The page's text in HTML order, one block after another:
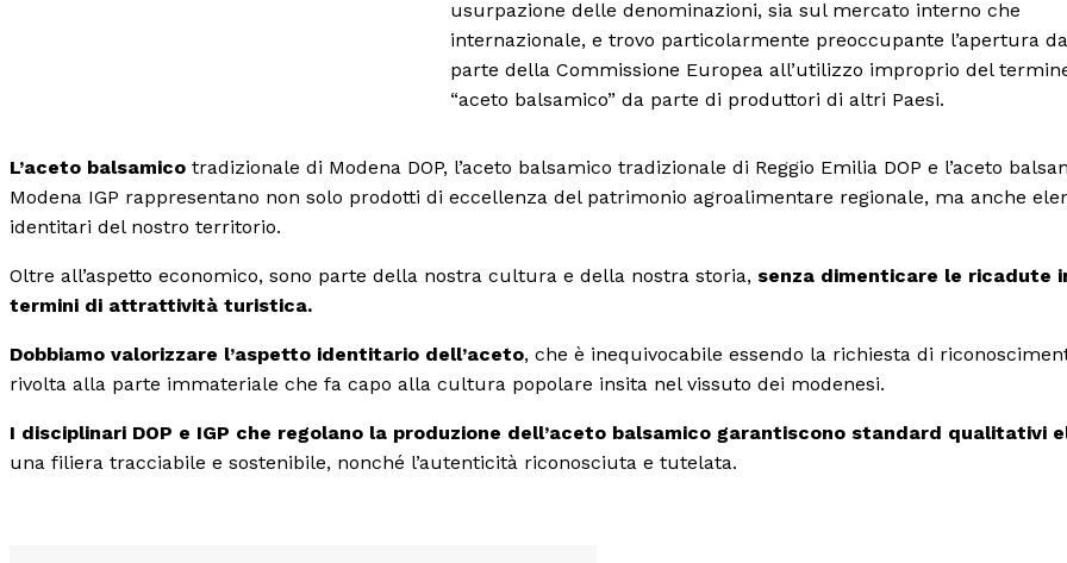
usurpazione delle denominazioni, sia sul mercato interno che
internazionale, e trovo particolarmente preoccupante l’apertura
parte della Commissione Europea all’utilizzo improprio del
“aceto balsamico” da parte di produttori di altri Paesi.
L’aceto balsamico tradizionale di Modena DOP, l’aceto balsamico tradizionale di Reggio Emilia DOP e l’aceto
Modena IGP rappresentano non solo prodotti di eccellenza del patrimonio agroalimentare regionale, ma anche
identitari del nostro territorio.
Oltre all’aspetto economico, sono parte della nostra cultura e della nostra storia, senza dimenticare le ricadute
termini di attrattività turistica.
Dobbiamo valorizzare l’aspetto identitario dell’aceto, che è inequivocabile essendo la richiesta di
rivolta alla parte immateriale che fa capo alla cultura popolare insita nel vissuto dei modenesi.
I disciplinari DOP e IGP che regolano la produzione dell’aceto balsamico garantiscono standard qualitativi
una filiera tracciabile e sostenibile, nonché l’autenticità riconosciuta e tutelata.